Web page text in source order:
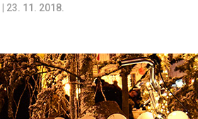
23. 11. 2018.